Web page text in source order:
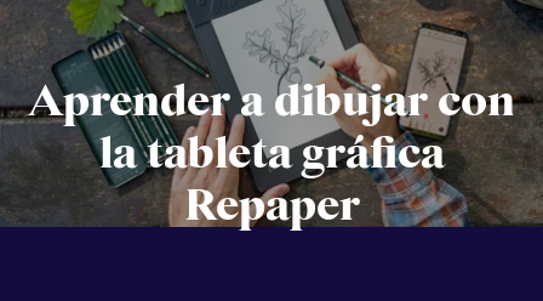
Aprender a dibujar con
la tableta gráfica
Repaper